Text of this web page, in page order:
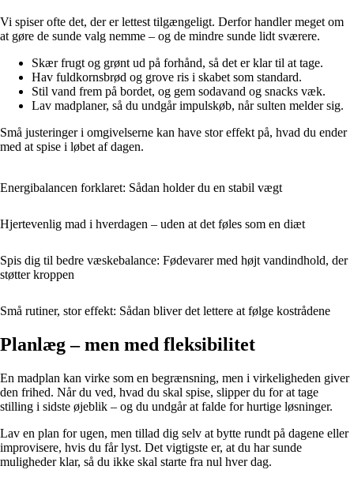
Vi spiser ofte det, der er lettest tilgængeligt. Derfor handler meget om
at gøre de sunde valg nemme – og de mindre sunde lidt sværere.
Skær frugt og grønt ud på forhånd, så det er klar til at tage.
Hav fuldkornsbrød og grove ris i skabet som standard.
Stil vand frem på bordet, og gem sodavand og snacks væk.
Lav madplaner, så du undgår impulskøb, når sulten melder sig.
Små justeringer i omgivelserne kan have stor effekt på, hvad du ender
med at spise i løbet af dagen.
Energibalancen forklaret: Sådan holder du en stabil vægt
Hjertevenlig mad i hverdagen – uden at det føles som en diæt
Spis dig til bedre væskebalance: Fødevarer med højt vandindhold, der
støtter kroppen
Små rutiner, stor effekt: Sådan bliver det lettere at følge kostrådene
Planlæg – men med fleksibilitet
En madplan kan virke som en begrænsning, men i virkeligheden giver
den frihed. Når du ved, hvad du skal spise, slipper du for at tage
stilling i sidste øjeblik – og du undgår at falde for hurtige løsninger.
Lav en plan for ugen, men tillad dig selv at bytte rundt på dagene eller
improvisere, hvis du får lyst. Det vigtigste er, at du har sunde
muligheder klar, så du ikke skal starte fra nul hver dag.